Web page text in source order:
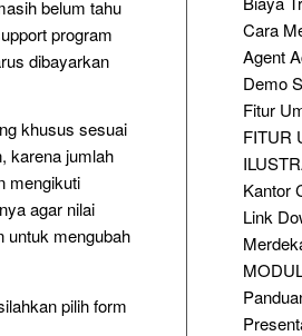
belum tahu
program
dibayarkan
khusus sesuai
karena jumlah
mengikuti
agar nilai
untuk mengubah
pilih form
Cara
Agent
Demo
Fitur
FITUR
Kantor
Link